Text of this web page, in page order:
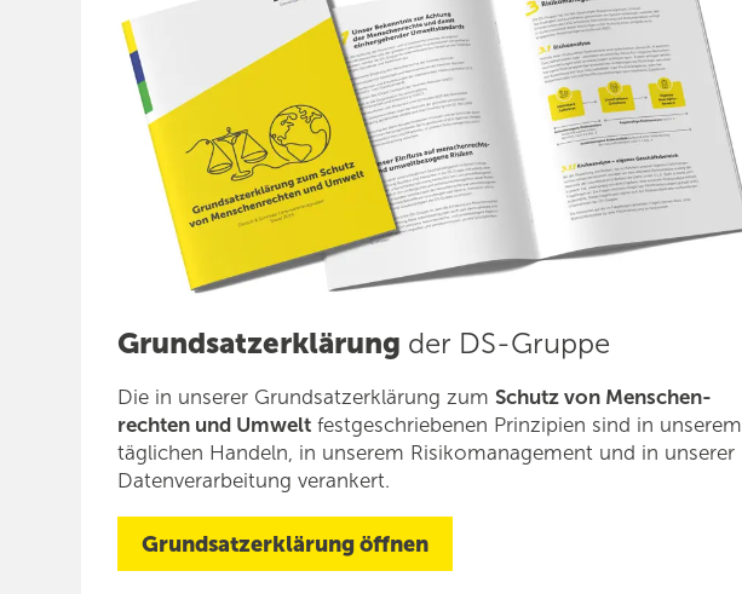
Grundsatzerklärung der DS-Gruppe
Die in unserer Grundsatzerklärung zumSchutz von Menschen­
rechten und Umwelt festgeschriebenen Prinzipien sind in unserem
täglichen Handeln, in unserem Risiko­management und in unserer
Datenverarbeitung verankert.
Grundsatzerklärung öffnen